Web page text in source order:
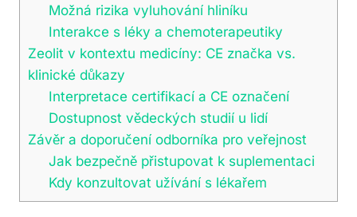
Možná rizika vyluhování hliníku
Interakce s léky a chemoterapeutiky
Zeolit v kontextu medicíny: CE značka vs.
klinické důkazy
Interpretace certifikací a CE označení
Dostupnost vědeckých studií u lidí
Závěr a doporučení odborníka pro veřejnost
Jak bezpečně přistupovat k suplementaci
Kdy konzultovat užívání s lékařem